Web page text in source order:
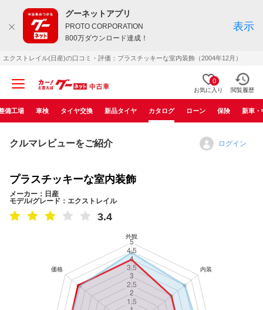
グーネットアプリ
PROTO CORPORATION
800万ダウンロード達成！
表示
エクストレイル(日産)の口コミ・評価：プラスチッキーな室内装飾（2004年12月）
0
お気に入り 閲覧履歴
備工場 車検 タイヤ交換 新品タイヤ カタログ ローン 保険 新車・
クルマレビューをご紹介 ログイン
プラスチッキーな室内装飾
メーカー：日産
モデル/グレード：エクストレイル
3.4